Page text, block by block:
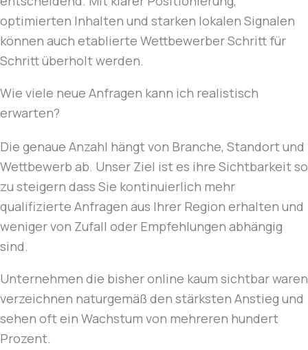
optimierten Inhalten und starken lokalen Signalen
können auch etablierte Wettbewerber Schritt für
Schritt überholt werden.
Wie viele neue Anfragen kann ich realistisch
erwarten?
Die genaue Anzahl hängt von Branche, Standort und
Wettbewerb ab. Unser Ziel ist es ihre Sichtbarkeit so
zu steigern dass Sie kontinuierlich mehr
qualifizierte Anfragen aus Ihrer Region erhalten und
weniger von Zufall oder Empfehlungen abhängig
sind.
Unternehmen die bisher online kaum sichtbar waren
verzeichnen naturgemäß den stärksten Anstieg und
sehen oft ein Wachstum von mehreren hundert
Prozent.